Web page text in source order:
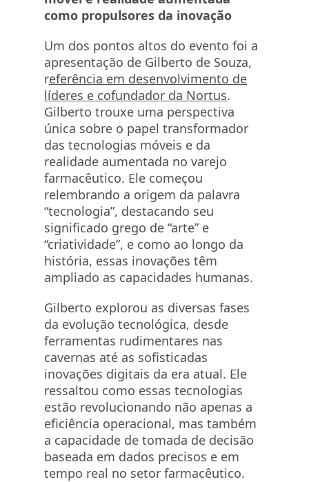
como propulsores da inovação
Um dos pontos altos do evento foi a
apresentação de Gilberto de Souza,
referência em desenvolvimento de
líderes e cofundador da Nortus.
Gilberto trouxe uma perspectiva
única sobre o papel transformador
das tecnologias móveis e da
realidade aumentada no varejo
farmacêutico. Ele começou
relembrando a origem da palavra
“tecnologia”, destacando seu
significado grego de “arte” e
“criatividade”, e como ao longo da
história, essas inovações têm
ampliado as capacidades humanas.
Gilberto explorou as diversas fases
da evolução tecnológica, desde
ferramentas rudimentares nas
cavernas até as sofisticadas
inovações digitais da era atual. Ele
ressaltou como essas tecnologias
estão revolucionando não apenas a
eficiência operacional, mas também
a capacidade de tomada de decisão
baseada em dados precisos e em
tempo real no setor farmacêutico.